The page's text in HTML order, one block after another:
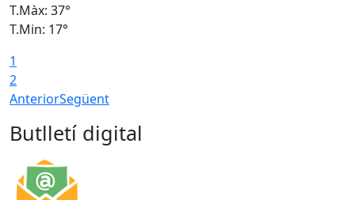
T.Màx: 37°
T.Min: 17°
1
2
AnteriorSegüent
Butlletí digital